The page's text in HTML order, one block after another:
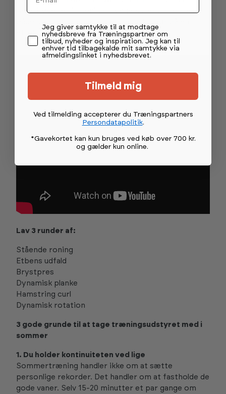
favoritøvelser i træningsslyngen. Her udfordres
effektiv måde.
Lav 3 runder af:
Stående roning
Etbens udfald
Brystpres
Dynamisk planke
Hamstring curl
Dynamisk rotation
3 gode grunde til at tage træningsudstyret med i
sommer
1. Du holder kontinuiteten ved lige
Sommertræning handler ikke om at sætte
personlige rekorder. Det handler om at fastholde de
gode vaner. Selv 15-20 minutter et par gange om
Permission tekst
Jeg giver samtykke til at modtage
nyhedsbreve fra Træningspartner om
tilbud, nyheder og inspiration. Jeg kan til
enhver tid tilbagekalde mit samtykke via
afmeldingslinket i nyhedsbrevet.
Tilmeld mig
Ved tilmelding accepterer du Træningspartners
Persondatapolitik.
*Gavekortet kan kun bruges ved køb over 700 kr.
og gælder kun online.